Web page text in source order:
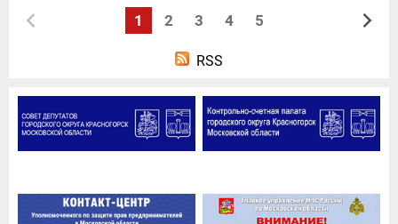
1 2 3 4 5
RSS